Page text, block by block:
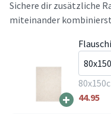
Sichere dir zusätzliche
miteinander
+
44.95